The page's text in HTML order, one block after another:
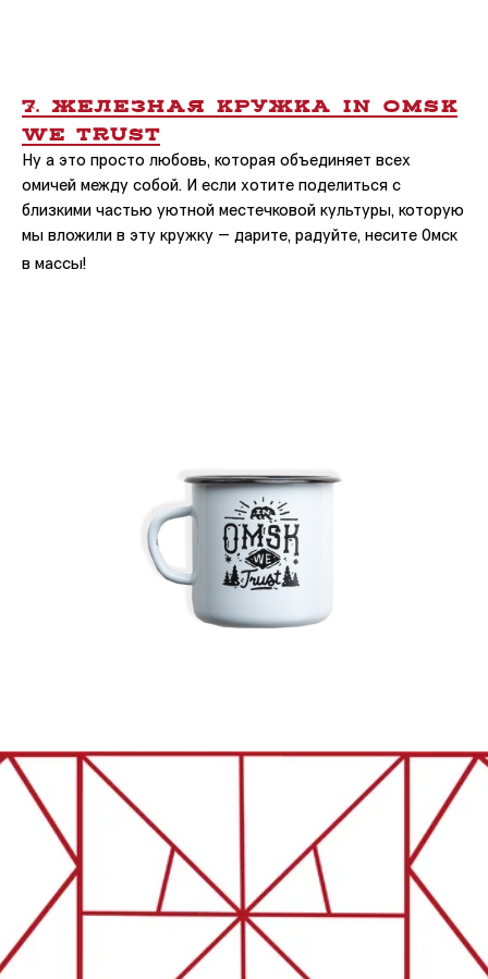
7. ЖЕЛЕЗНАЯ КРУЖКА IN OMSK
WE TRUST
Ну а это просто любовь, которая объединяет всех
омичей между собой. И если хотите поделиться с
близкими частью уютной местечковой культуры, которую
мы вложили в эту кружку — дарите, радуйте, несите Омск
в массы!